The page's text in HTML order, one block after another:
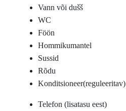
Vann või dušš
WC
Föön
Hommikumantel
Sussid
Rõdu
Konditsioneer(reguleeritav)
Telefon (lisatasu eest)